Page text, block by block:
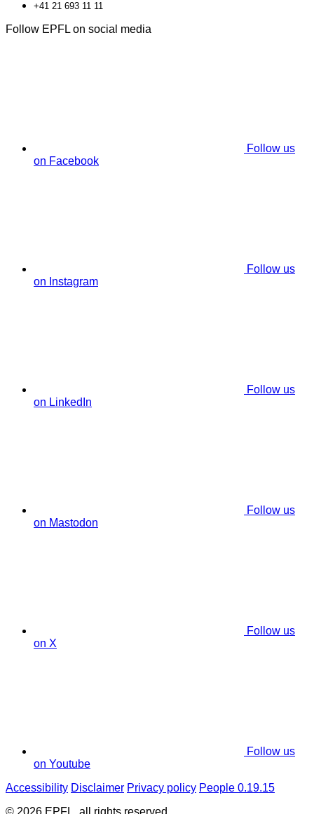
+41 21 693 11 11
Follow EPFL on social media
Follow us
on Facebook
Follow us
on Instagram
Follow us
on LinkedIn
Follow us
on Mastodon
Follow us
on X
Follow us
on Youtube
Accessibility Disclaimer Privacy policy People 0.19.15